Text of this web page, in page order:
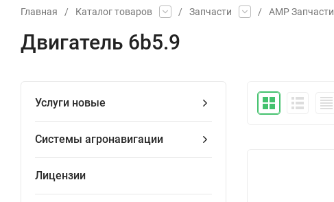
Главная / Каталог товаров / Запчасти / АМР Запчасти
Двигатель 6b5.9
Услуги новые
Системы агронавигации
Лицензии